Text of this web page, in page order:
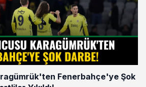
Fenerbahçe'ye Şok